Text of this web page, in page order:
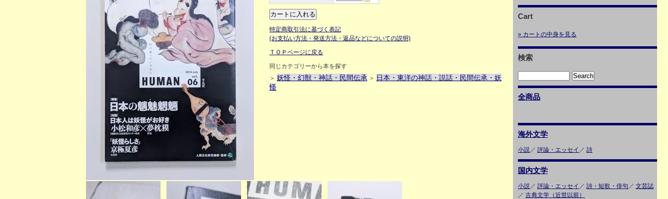
特定商取引法に基づく表記
(お支払い方法・発送方法・返品などについての説明)
ＴＯＰページに戻る
同じカテゴリーから本を探す
＞ 妖怪・幻獣・神話・民間伝承 ＞ 日本・東洋の神話・説話・民間伝承・妖
怪
Cart
» カートの中身を見る
検索
全商品
海外文学
小説／ 評論・エッセイ ／ 詩
国内文学
小説／ 評論・エッセイ ／ 詩・短歌・俳句 ／ 文芸誌
／ 古典文学（近世以前）